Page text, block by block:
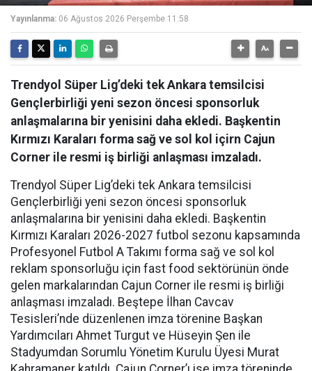
Yayınlanma: 06 Ağustos 2026 Perşembe 11:58
Trendyol Süper Lig’deki tek Ankara temsilcisi
Gençlerbirliği yeni sezon öncesi sponsorluk
anlaşmalarına bir yenisini daha ekledi. Başkentin
Kırmızı Karaları forma sağ ve sol kol içirn Cajun
Corner ile resmi iş birliği anlaşması imzaladı.
Trendyol Süper Lig’deki tek Ankara temsilcisi
Gençlerbirliği yeni sezon öncesi sponsorluk
anlaşmalarına bir yenisini daha ekledi. Başkentin
Kırmızı Karaları 2026-2027 futbol sezonu kapsamında
Profesyonel Futbol A Takımı forma sağ ve sol kol
reklam sponsorluğu için fast food sektörünün önde
gelen markalarından Cajun Corner ile resmi iş birliği
anlaşması imzaladı. Beştepe İlhan Cavcav
Tesisleri’nde düzenlenen imza törenine Başkan
Yardımcıları Ahmet Turgut ve Hüseyin Şen ile
Stadyumdan Sorumlu Yönetim Kurulu Üyesi Murat